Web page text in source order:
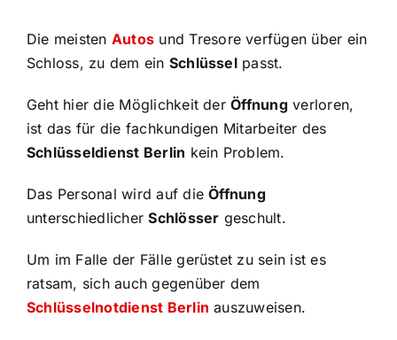
Die meisten Autos und Tresore verfügen über ein
Schloss, zu dem ein Schlüsselpasst.
Geht hier die Möglichkeit derÖffnungverloren,
ist das für die fachkundigen Mitarbeiter des
Schlüsseldienst Berlin kein Problem.
Das Personal wird auf dieÖffnung
unterschiedlicherSchlösser geschult.
Um im Falle der Fälle gerüstet zu sein ist es
ratsam, sich auch gegenüber dem
Schlüsselnotdienst Berlin auszuweisen.